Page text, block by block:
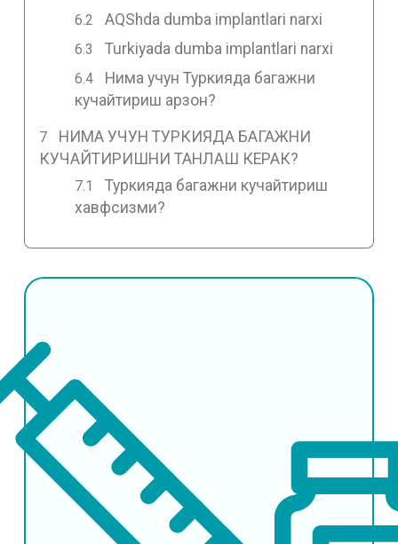
AQShda dumba implantlari narxi
Turkiyada dumba implantlari narxi
Нима учун Туркияда багажни
кучайтириш арзон?
НИМА УЧУН ТУРКИЯДА БАГАЖНИ
КУЧАЙТИРИШНИ ТАНЛАШ КЕРАК?
Туркияда багажни кучайтириш
хавфсизми?